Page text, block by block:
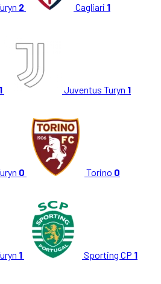
2 Cagliari 1
1 Juventus Turyn 1
0 Torino 0
1 Sporting CP 1